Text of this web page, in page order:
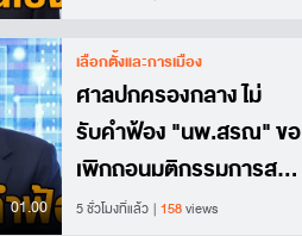
01.00
เลือกตั้งและการเมือง
ศาลปกครองกลาง ไม่
รับคำฟ้อง "นพ.สรณ" ขอ
เพิกถอนมติกรรมการสรร
หาฯ ปมคุณสมบัติประธาน
5 ชั่วโมงที่แล้ว 158views